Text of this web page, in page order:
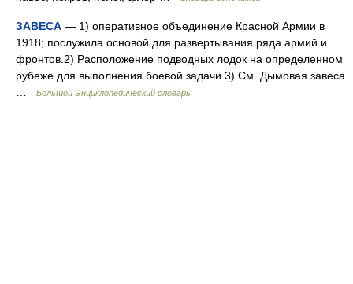
ЗАВЕСА — 1) оперативное объединение Красной Армии в
1918; послужила основой для развертывания ряда армий и
фронтов.2) Расположение подводных лодок на определенном
рубеже для выполнения боевой задачи.3) См. Дымовая завеса
Большой Энциклопедический словарь